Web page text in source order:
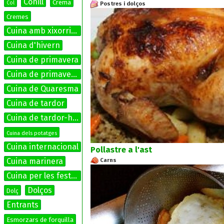
Col
Crema
Cremes
Cuina amb xixorrites
Cuina d'hivern
Cuina de primavera
Cuina de primavera-estiu
Cuina de Quaresma
Cuina de tardor
Cuina de tardor-hivern
Cuina dels potatges
Cuina internacional
Cuina marinera
Cuina per les festes
Dolç
Dolços
Entrants
Esmorzars de forquilla
Postres i dolços
Pollastre a l'ast
Carns